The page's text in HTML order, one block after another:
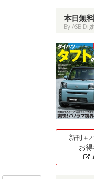
本日無
By ASB
新刊＋
お